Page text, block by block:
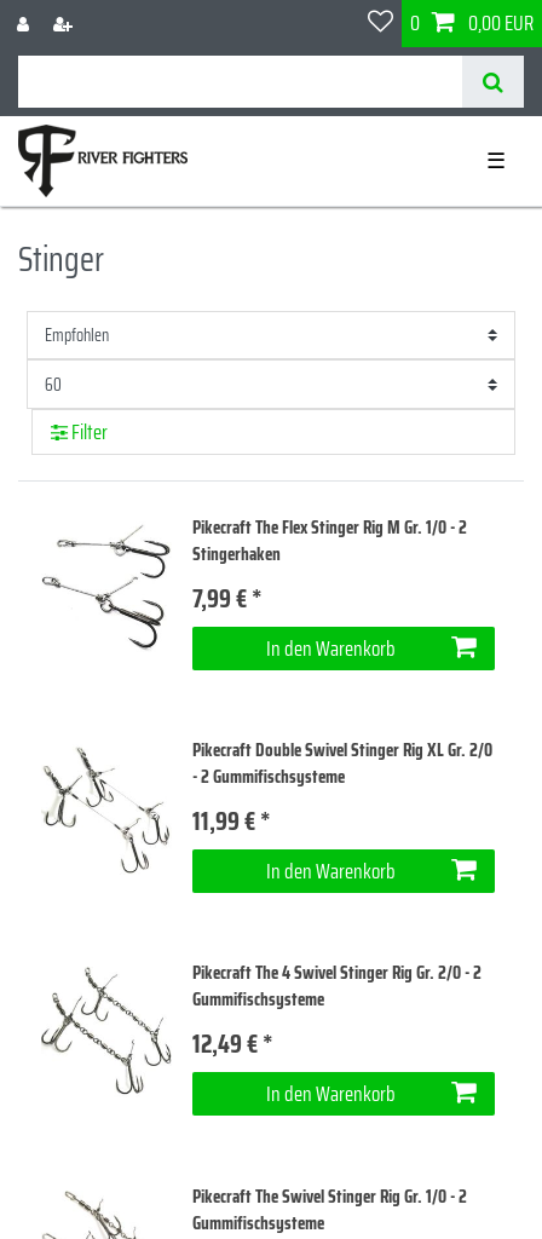
0 0,00 EUR
☰
Stinger
Filter
Pikecraft The Flex Stinger Rig M Gr. 1/0 - 2
Stingerhaken
7,99 € *
In den Warenkorb
Pikecraft Double Swivel Stinger Rig XL Gr. 2/0
- 2 Gummifischsysteme
11,99 € *
In den Warenkorb
Pikecraft The 4 Swivel Stinger Rig Gr. 2/0 - 2
Gummifischsysteme
12,49 € *
In den Warenkorb
Pikecraft The Swivel Stinger Rig Gr. 1/0 - 2
Gummifischsysteme